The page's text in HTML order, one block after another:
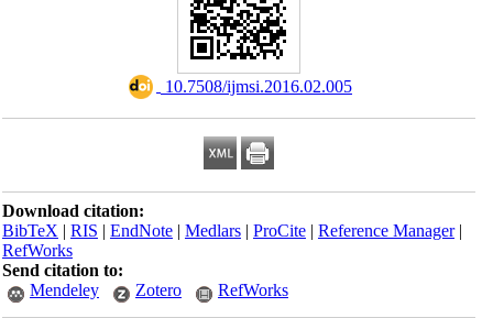
‎ 10.7508/ijmsi.2016.02.005
Download citation:
BibTeX|RIS|EndNote|Medlars|ProCite|Reference Manager
RefWorks
Send citation to:
Mendeley
Zotero RefWorks